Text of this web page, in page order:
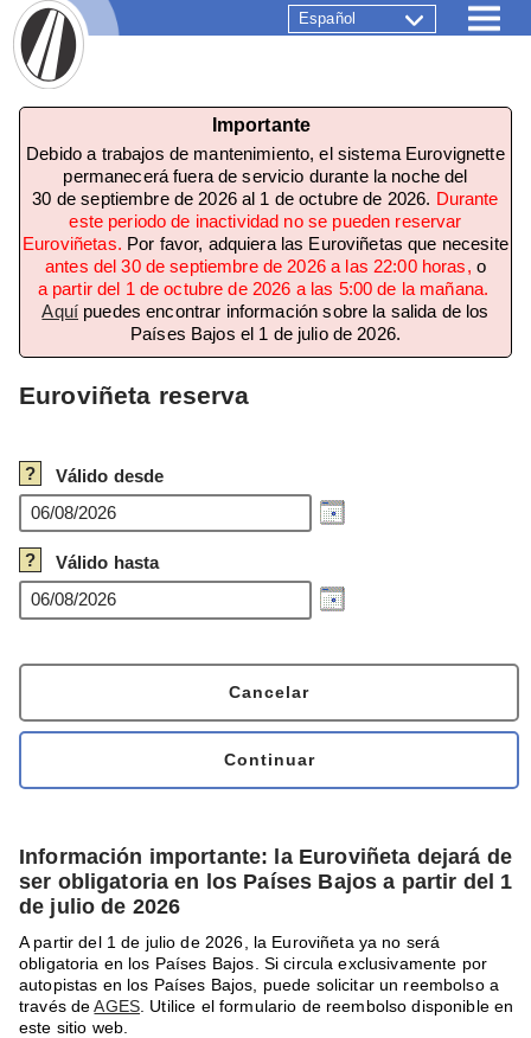
Español
Importante
Debido a trabajos de mantenimiento, el sistema Eurovignette
permanecerá fuera de servicio durante la noche del
30 de septiembre de 2026 al 1 de octubre de 2026. Durante
este periodo de inactividad no se pueden reservar
Euroviñetas. Por favor, adquiera las Euroviñetas que necesite
antes del 30 de septiembre de 2026 a las 22:00 horas, o
a partir del 1 de octubre de 2026 a las 5:00 de la mañana.
Aquí puedes encontrar información sobre la salida de los
Países Bajos el 1 de julio de 2026.
Euroviñeta reserva
? Válido desde
? Válido hasta
Información importante: la Euroviñeta dejará de
ser obligatoria en los Países Bajos a partir del 1
de julio de 2026
A partir del 1 de julio de 2026, la Euroviñeta ya no será
obligatoria en los Países Bajos. Si circula exclusivamente por
autopistas en los Países Bajos, puede solicitar un reembolso a
través deAGES . Utilice el formulario de reembolso disponible en
este sitio web.